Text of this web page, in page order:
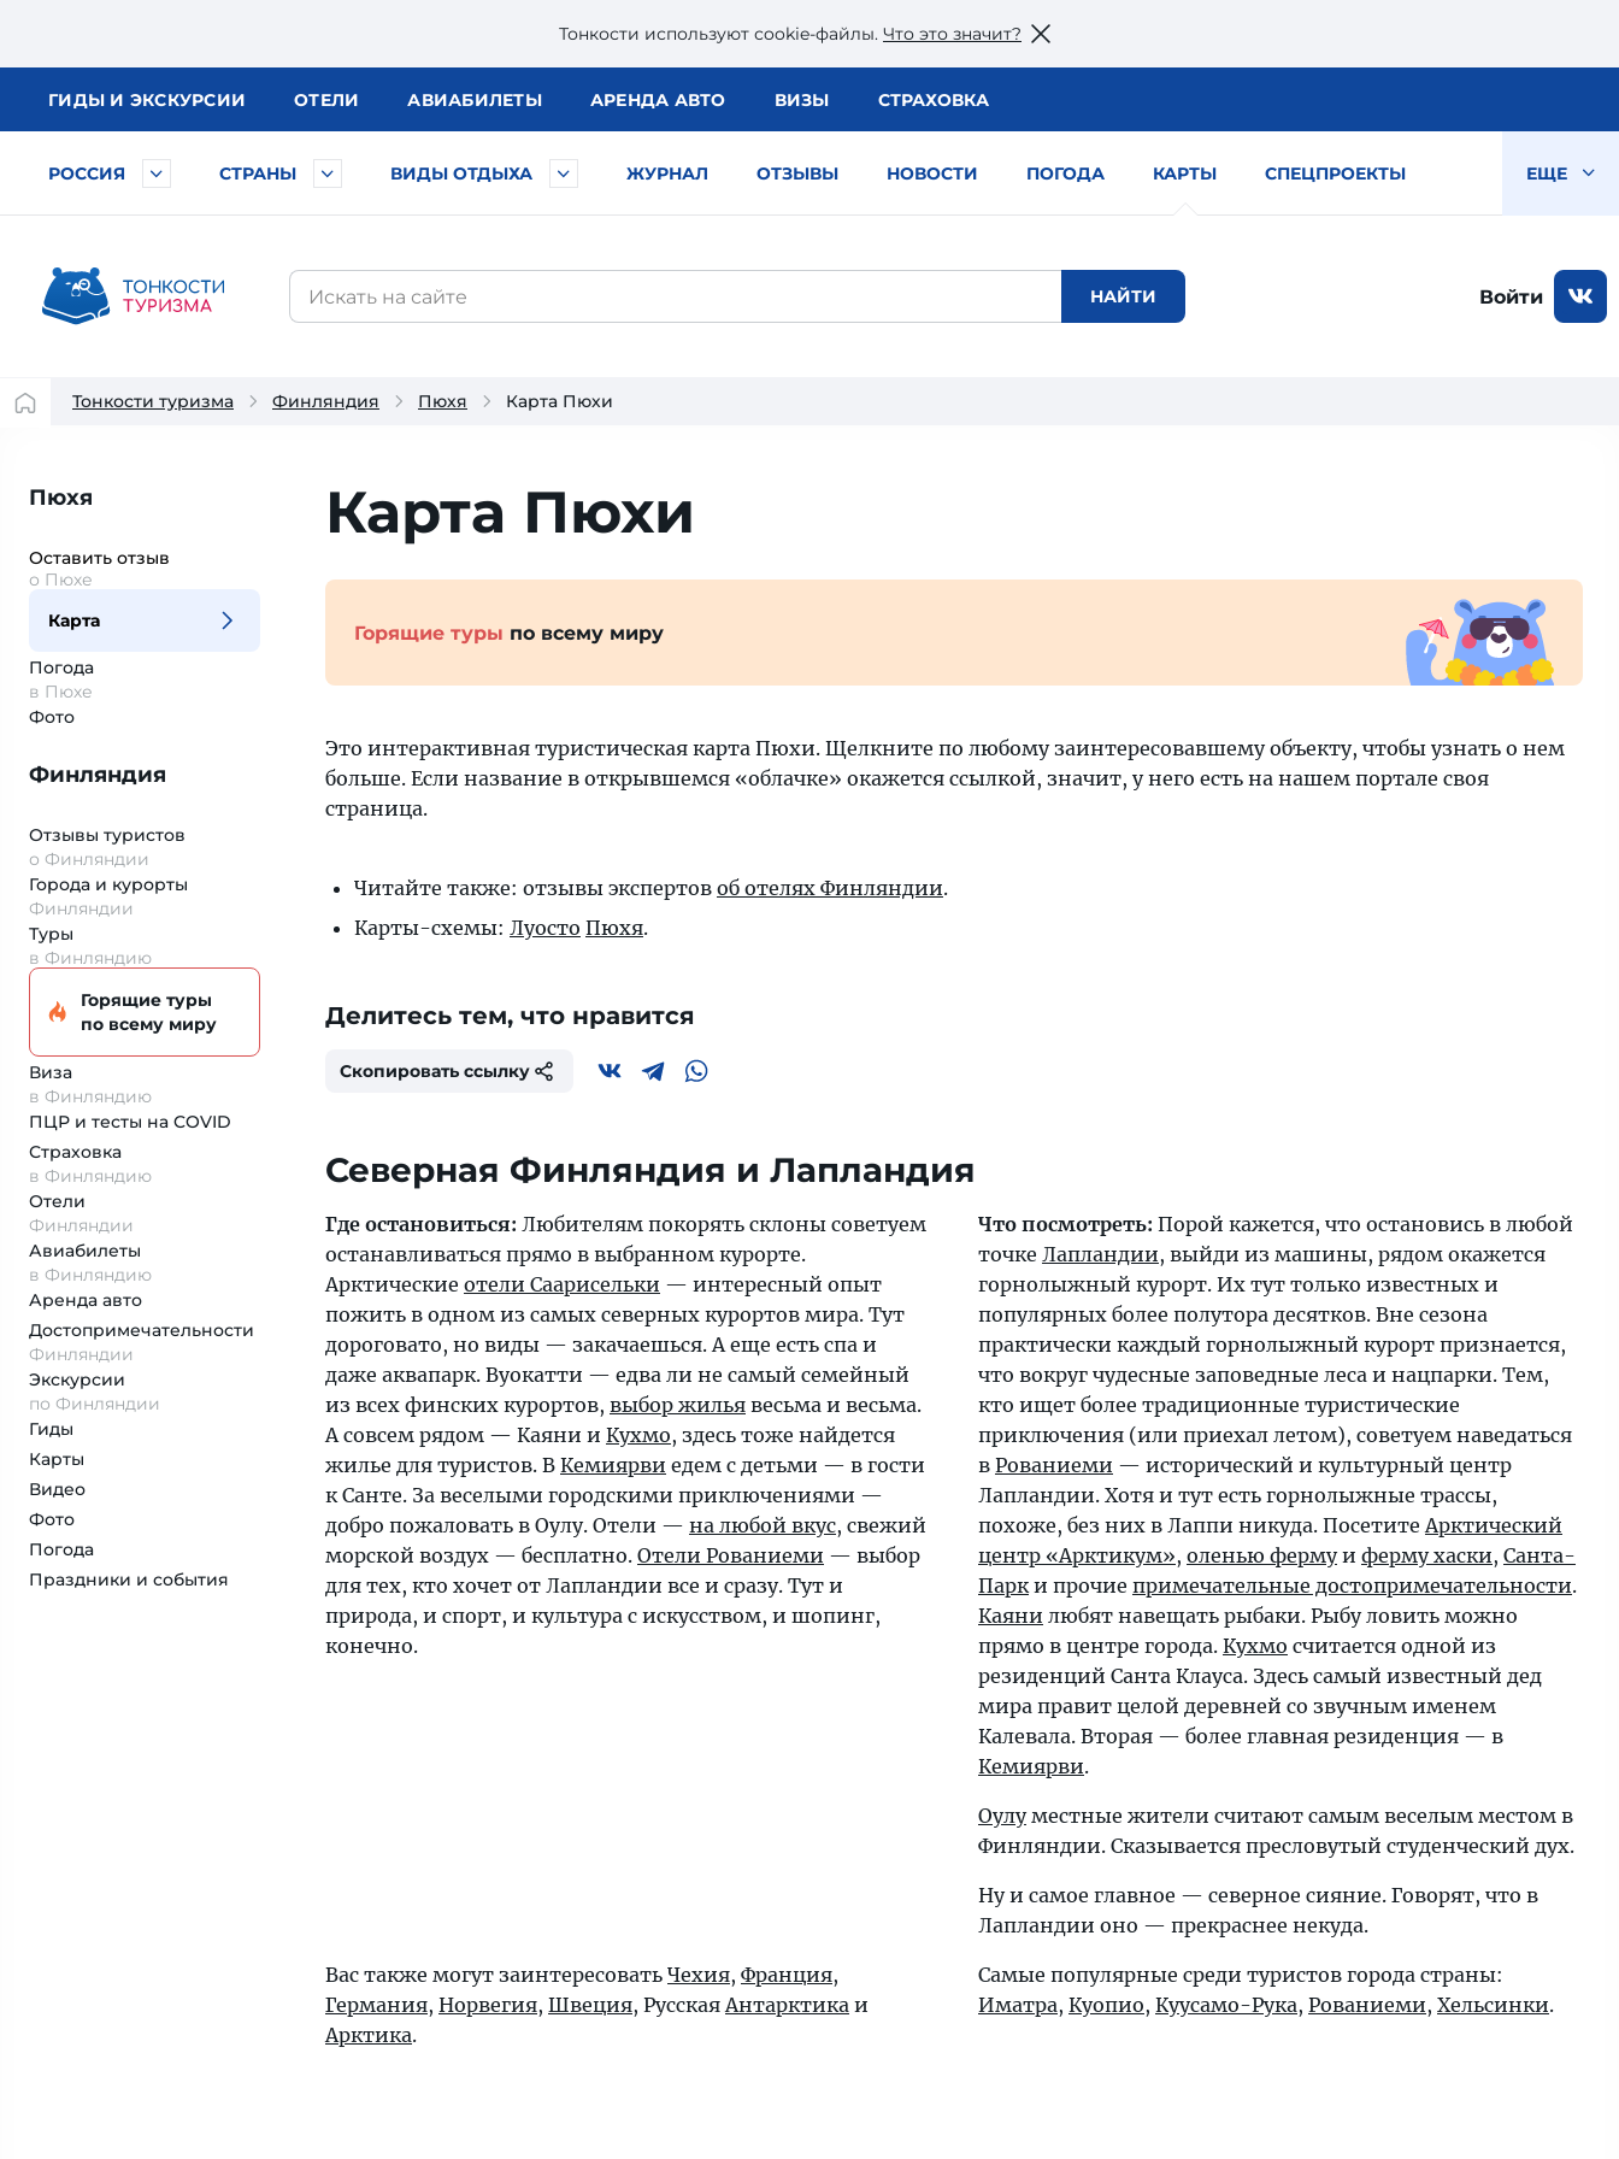
Тонкости используют сookie-файлы. Что это значит?
ГИДЫ И ЭКСКУРСИИ ОТЕЛИ АВИАБИЛЕТЫ АРЕНДА АВТО ВИЗЫ СТРАХОВКА
РОССИЯ СТРАНЫ ВИДЫ ОТДЫХА ЖУРНАЛ ОТЗЫВЫ НОВОСТИ ПОГОДА КАРТЫ СПЕЦПРОЕКТЫ ЕЩЕ
Войти
Тонкости туризма Финляндия Пюхя Карта Пюхи
Пюхя
Оставить отзыв
о Пюхе
Карта
Погода
в Пюхе
Фото
Финляндия
Отзывы туристов
о Финляндии
Города и курорты
Финляндии
Туры
в Финляндию
Горящие туры
по всему миру
Виза
в Финляндию
ПЦР и тесты на COVID
Страховка
в Финляндию
Отели
Финляндии
Авиабилеты
в Финляндию
Аренда авто
Достопримеча­тельности
Финляндии
Экскурсии
по Финляндии
Гиды
Карты
Видео
Фото
Погода
Праздники и события
Карта Пюхи
Горящие туры по всему миру
Это интерактивная туристическая карта Пюхи. Щелкните по любому заинтересовавшему объекту, чтобы узнать о нем
больше. Если название в открывшемся «облачке» окажется ссылкой, значит, у него есть на нашем портале своя
страница.
Читайте также: отзывы экспертов об отелях Финляндии.
Карты-схемы: Луосто Пюхя.
Делитесь тем, что нравится
Скопировать ссылку
Где остановиться: Любителям покорять склоны советуем
останавливаться прямо в выбранном курорте.
Арктические отели Саарисельки — интересный опыт
пожить в одном из самых северных курортов мира. Тут
дороговато, но виды — закачаешься. А еще есть спа и
даже аквапарк. Вуокатти — едва ли не самый семейный
из всех финских курортов, выбор жилья весьма и весьма.
А совсем рядом — Каяни и Кухмо, здесь тоже найдется
жилье для туристов. В Кемиярви едем с детьми — в гости
к Санте. За веселыми городскими приключениями —
добро пожаловать в Оулу. Отели — на любой вкус, свежий
морской воздух — бесплатно. Отели Рованиеми — выбор
для тех, кто хочет от Лапландии все и сразу. Тут и
природа, и спорт, и культура с искусством, и шопинг,
конечно.
Что посмотреть: Порой кажется, что остановись в любой
точке Лапландии, выйди из машины, рядом окажется
горнолыжный курорт. Их тут только известных и
популярных более полутора десятков. Вне сезона
практически каждый горнолыжный курорт признается,
что вокруг чудесные заповедные леса и нацпарки. Тем,
кто ищет более традиционные туристические
приключения (или приехал летом), советуем наведаться
в Рованиеми — исторический и культурный центр
Лапландии. Хотя и тут есть горнолыжные трассы,
похоже, без них в Лаппи никуда. ПосетитеАрктический
центр «Арктикум», оленью фермуи ферму хаски, Санта-
Парки прочие примечательные достопримечательности.
Каяни любят навещать рыбаки. Рыбу ловить можно
прямо в центре города. Кухмо считается одной из
резиденций Санта Клауса. Здесь самый известный дед
мира правит целой деревней со звучным именем
Калевала. Вторая — более главная резиденция — в
Кемиярви.
Оулуместные жители считают самым веселым местом в
Финляндии. Сказывается пресловутый студенческий дух.
Ну и самое главное — северное сияние. Говорят, что в
Лапландии оно — прекраснее некуда.
Вас также могут заинтересовать Чехия, Франция,
Германия, Норвегия, Швеция, РусскаяАнтарктика и
Арктика.
Самые популярные среди туристов города страны:
Иматра, Куопио, Куусамо-Рука, Рованиеми, Хельсинки.